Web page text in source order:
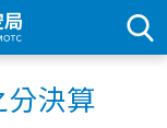
分決算